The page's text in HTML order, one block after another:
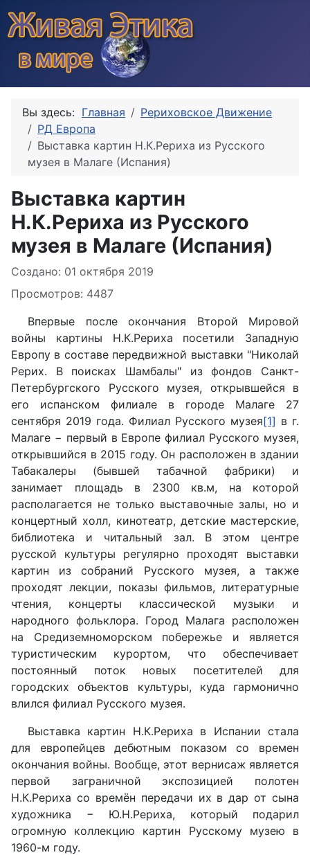
Вы здесь: Главная
Рериховское Движение
РД Европа
Выставка картин Н.К.Рериха из Русского
музея в Малаге (Испания)
Выставка картин
Н.К.Рериха из Русского
музея в Малаге (Испания)
Информация о материале
Создано: 01 октября 2019
Просмотров: 4487
Впервые после окончания Второй Мировой
войны картины Н.К.Рериха посетили Западную
Европу в составе передвижной выставки "Николай
Рерих. В поисках Шамбалы" из фондов Санкт-
Петербургского Русского музея, открывшейся в
его испанском филиале в городе Малаге 27
сентября 2019 года. Филиал Русского музея[1] в г.
Малаге − первый в Европе филиал Русского музея,
открывшийся в 2015 году. Он расположен в здании
Табакалеры (бывшей табачной фабрики) и
занимает площадь в 2300 кв.м, на которой
располагается не только выставочные залы, но и
концертный холл, кинотеатр, детские мастерские,
библиотека и читальный зал. В этом центре
русской культуры регулярно проходят выставки
картин из собраний Русского музея, а также
проходят лекции, показы фильмов, литературные
чтения, концерты классической музыки и
народного фольклора. Город Малага расположен
на Средиземноморском побережье и является
туристическим курортом, что обеспечивает
постоянный поток новых посетителей для
городских объектов культуры, куда гармонично
влился филиал Русского музея.
Выставка картин Н.К.Рериха в Испании стала
для европейцев дебютным показом со времен
окончания войны. Вообще, этот вернисаж является
первой заграничной экспозицией полотен
Н.К.Рериха со времён передачи их в дар от сына
художника − Ю.Н.Рериха, который подарил
огромную коллекцию картин Русскому музею в
1960-м году.